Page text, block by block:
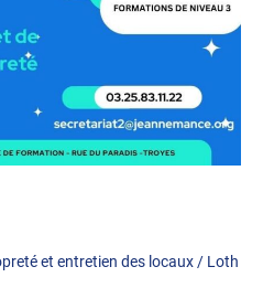
et entretien des locaux / Loth